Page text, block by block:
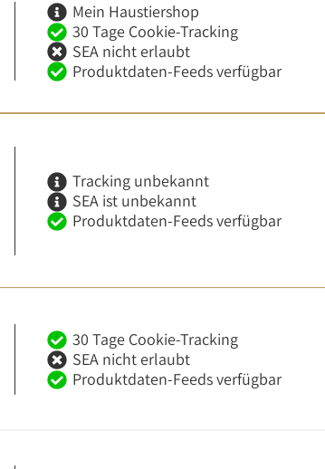
Mein Haustiershop
30 Tage Cookie-Tracking
SEA nicht erlaubt
Produktdaten-Feeds verfügbar
Tracking unbekannt
SEA ist unbekannt
Produktdaten-Feeds verfügbar
30 Tage Cookie-Tracking
SEA nicht erlaubt
Produktdaten-Feeds verfügbar